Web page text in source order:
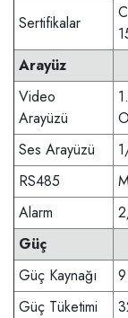
Sertifikalar
Arayüz
Video
Arayüzü
Ses Arayüzü
RS485
Alarm
Güç
Güç Kaynağı
Güç Tüketimi